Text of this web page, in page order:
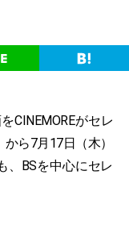
CINEMOREがセレ
ら7月17日（木）
、BSを中心にセレ